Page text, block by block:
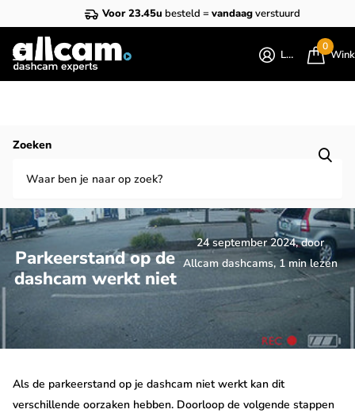
Voor 23.45u besteld = vandaagverstuurd
Zoeken
Login
0
Homepage
Parkeerstand op de
dashcam werkt niet
24 september 2024, door
Allcam dashcams, 1 min lezen
Als de parkeerstand op je dashcam niet werkt kan dit
verschillende oorzaken hebben. Doorloop de volgende stappen